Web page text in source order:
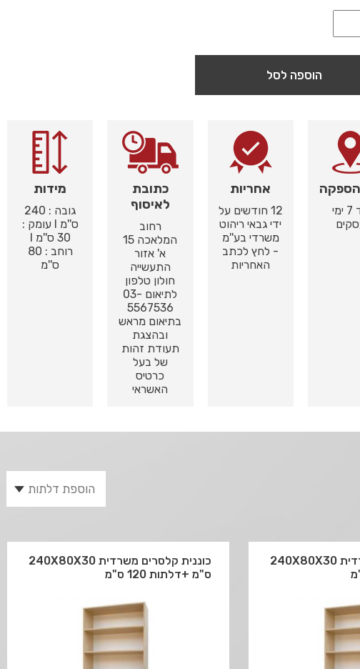
הוספה לסל
הספקה
עד 7 ימי
אחריות
12 חודשים על
ידי גבאי ריהוט
משרדי בע''מ
- לחץ לכתב
האחריות
כתובת
לאיסוף
רחוב
המלאכה 15
א' אזור
התעשייה
חולון טלפון
לתיאום 03-
5567536
בתיאום מראש
ובהצגת
תעודת זהות
של בעל
כרטיס
האשראי
מידות
גובה : 240
ס''מ I עומק :
30 ס''מ I
רוחב : 80
ס''מ
כוננית קלסרים משרדית 240X80X30
כוננית קלסרים משרדית 240X80X30
ס"מ +דלתות 120 ס"מ